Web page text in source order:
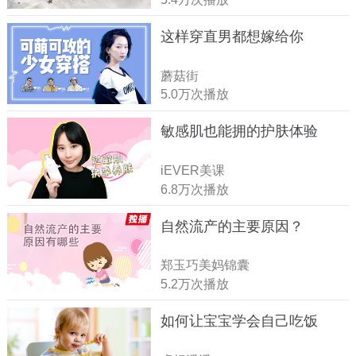
这样穿直男都想嫁给你
蘑菇街
5.0万次播放
敏感肌也能拥的护肤体验
iEVER美课
6.8万次播放
自然流产的主要原因？
郑玉巧美妈锦囊
5.2万次播放
如何让宝宝学会自己吃饭